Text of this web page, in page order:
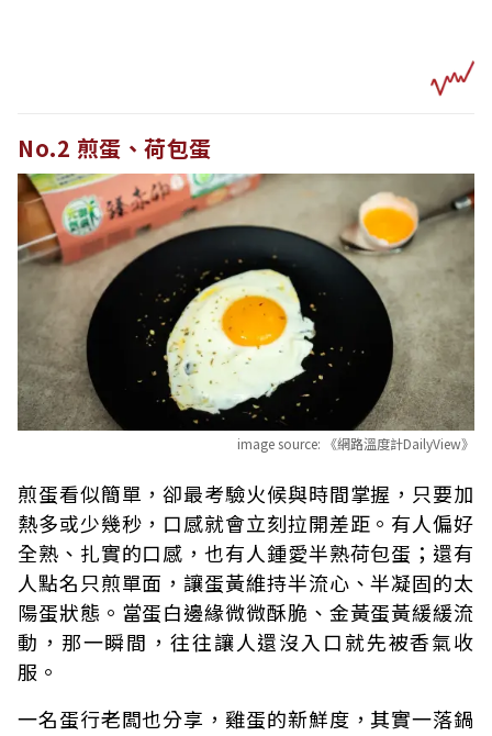
No.2 煎蛋、荷包蛋
image source: 《網路溫度計DailyView》
煎蛋看似簡單，卻最考驗火候與時間掌握，只要加
熱多或少幾秒，口感就會立刻拉開差距。有人偏好
全熟、扎實的口感，也有人鍾愛半熟荷包蛋；還有
人點名只煎單面，讓蛋黃維持半流心、半凝固的太
陽蛋狀態。當蛋白邊緣微微酥脆、金黃蛋黃緩緩流
動，那一瞬間，往往讓人還沒入口就先被香氣收
服。
一名蛋行老闆也分享，雞蛋的新鮮度，其實一落鍋